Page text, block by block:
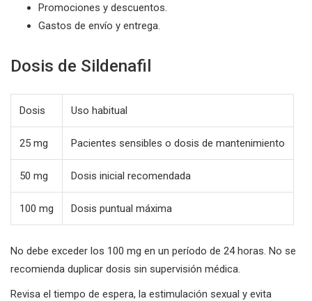
Promociones y descuentos.
Gastos de envío y entrega.
Dosis de Sildenafil
Dosis Uso habitual
25 mg Pacientes sensibles o dosis de mantenimiento
50 mg Dosis inicial recomendada
100 mg Dosis puntual máxima
No debe exceder los 100 mg en un período de 24 horas. No se
recomienda duplicar dosis sin supervisión médica.
Revisa el tiempo de espera, la estimulación sexual y evita